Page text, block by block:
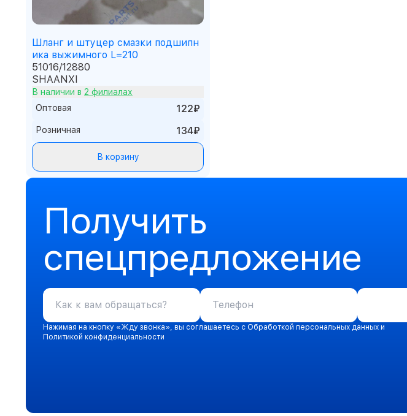
Шланг и штуцер смазки подшипн
ика выжимного L=210
51016/12880
SHAANXI
В наличии в 2 филиалах
Оптовая
122₽
Розничная 134₽
В корзину
Получить
спецпредложение
Нажимая на кнопку «Жду звонка», вы соглашаетесь с Обработкой персональных данных и
Политикой конфиденциальности